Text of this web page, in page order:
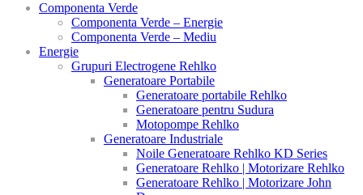
Componenta Verde
Componenta Verde – Energie
Componenta Verde – Mediu
Energie
Grupuri Electrogene Rehlko
Generatoare Portabile
Generatoare portabile Rehlko
Generatoare pentru Sudura
Motopompe Rehlko
Generatoare Industriale
Noile Generatoare Rehlko KD Series
Generatoare Rehlko | Motorizare Rehlko
Generatoare Rehlko | Motorizare John